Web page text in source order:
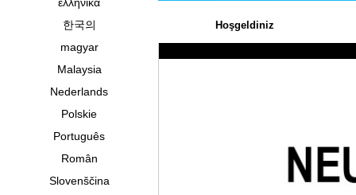
한국의
magyar
Malaysia
Nederlands
Polskie
Português
Român
Slovenščina
Hoşgeldiniz